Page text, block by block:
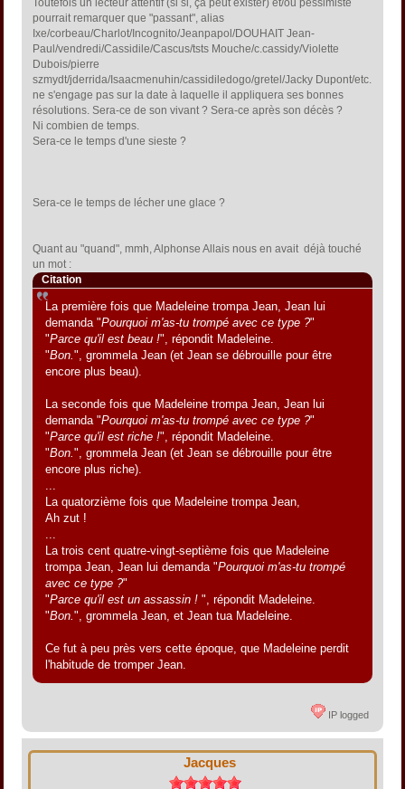
Toutefois un lecteur attentif (si si, ça peut exister) et/ou pessimiste
pourrait remarquer que "passant", alias
Ixe/corbeau/Charlot/Incognito/Jeanpapol/DOUHAIT Jean-
Paul/vendredi/Cassidile/Cascus/tsts Mouche/c.cassidy/Violette
Dubois/pierre
szmydt/jderrida/Isaacmenuhin/cassidiledogo/gretel/Jacky Dupont/etc.
ne s'engage pas sur la date à laquelle il appliquera ses bonnes
résolutions. Sera-ce de son vivant ? Sera-ce après son décès ?
Ni combien de temps.
Sera-ce le temps d'une sieste ?
Sera-ce le temps de lécher une glace ?
Quant au "quand", mmh, Alphonse Allais nous en avait déjà touché
un mot :
Citation
La première fois que Madeleine trompa Jean, Jean lui
demanda "Pourquoi m'as-tu trompé avec ce type ?"
"Parce qu'il est beau !", répondit Madeleine.
"Bon.", grommela Jean (et Jean se débrouille pour être
encore plus beau).
La seconde fois que Madeleine trompa Jean, Jean lui
demanda "Pourquoi m'as-tu trompé avec ce type ?"
"Parce qu'il est riche !", répondit Madeleine.
"Bon.", grommela Jean (et Jean se débrouille pour être
encore plus riche).
...
La quatorzième fois que Madeleine trompa Jean,
Ah zut !
...
La trois cent quatre-vingt-septième fois que Madeleine
trompa Jean, Jean lui demanda "Pourquoi m'as-tu trompé
avec ce type ?"
"Parce qu'il est un assassin !", répondit Madeleine.
"Bon.", grommela Jean, et Jean tua Madeleine.
Ce fut à peu près vers cette époque, que Madeleine perdit
l'habitude de tromper Jean.
IP logged
Jacques